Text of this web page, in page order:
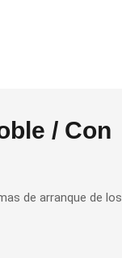
/ Con
de arranque de los